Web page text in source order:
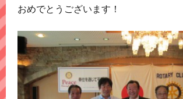
おめでとうございます！